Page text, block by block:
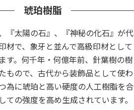
琥珀樹脂
『太陽の石』、『神秘の化石』が代
材で、象牙と並んで高級印材として
す。何千年・何億年前、針葉樹の樹
もので、古代から装飾品として使わ
為に琥珀と高い硬度の人工樹脂を合
ての強度を高め生成されています。